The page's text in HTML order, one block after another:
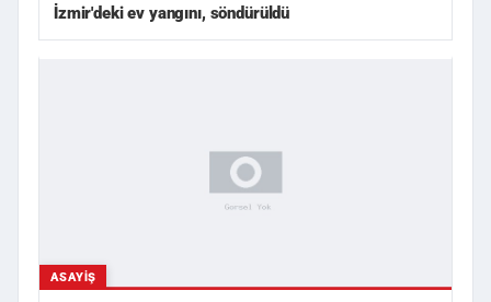
İzmir'deki ev yangını, söndürüldü
ASAYIŞ